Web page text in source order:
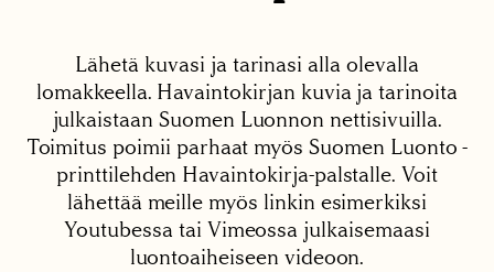
Lähetä kuvasi ja tarinasi alla olevalla
lomakkeella. Havaintokirjan kuvia ja tarinoita
julkaistaan Suomen Luonnon nettisivuilla.
Toimitus poimii parhaat myös Suomen Luonto -
printtilehden Havaintokirja-palstalle. Voit
lähettää meille myös linkin esimerkiksi
Youtubessa tai Vimeossa julkaisemaasi
luontoaiheiseen videoon.